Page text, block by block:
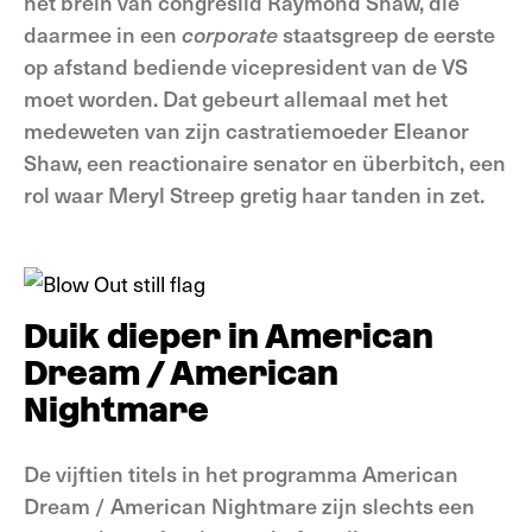
daarmee in een corporatestaatsgreep de eerste
op afstand bediende vicepresident van de VS
moet worden. Dat gebeurt allemaal met het
medeweten van zijn castratiemoeder Eleanor
Shaw, een reactionaire senator en überbitch, een
rol waar Meryl Streep gretig haar tanden in zet.
Duik dieper in American
Dream / American
Nightmare
De vijftien titels in het programma American
Dream / American Nightmare zijn slechts een